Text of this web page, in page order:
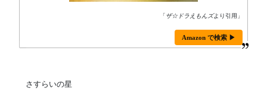
「ザ☆ドラえもんズより引用」
Amazon で検索 ▶
さすらいの星